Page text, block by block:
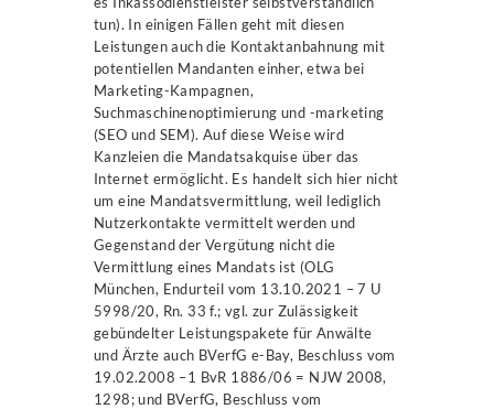
tun). In einigen Fällen geht mit diesen
Leistungen auch die Kontaktanbahnung mit
potentiellen Mandanten einher, etwa bei
Marketing-Kampagnen,
Suchmaschinenoptimierung und -marketing
(SEO und SEM). Auf diese Weise wird
Kanzleien die Mandatsakquise über das
Internet ermöglicht. Es handelt sich hier nicht
um eine Mandatsvermittlung, weil lediglich
Nutzerkontakte vermittelt werden und
Gegenstand der Vergütung nicht die
Vermittlung eines Mandats ist (OLG
München, Endurteil vom 13.10.2021 – 7 U
5998/20, Rn. 33 f.; vgl. zur Zulässigkeit
gebündelter Leistungspakete für Anwälte
und Ärzte auch BVerfG e-Bay, Beschluss vom
19.02.2008 –1 BvR 1886/06 = NJW 2008,
1298; und BVerfG, Beschluss vom